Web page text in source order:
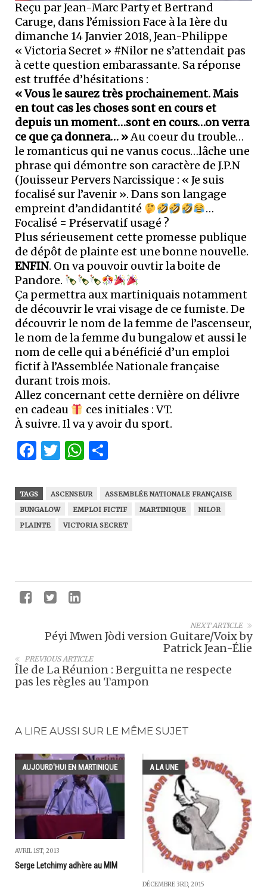
Reçu par Jean-Marc Party et Bertrand
Caruge, dans l’émission Face à la 1ère du
dimanche 14 Janvier 2018, Jean-Philippe
« Victoria Secret » #Nilor ne s’attendait pas
à cette question embarassante. Sa réponse
est truffée d’hésitations :
« Vous le saurez très prochainement. Mais
en tout cas les choses sont en cours et
depuis un moment…sont en cours…on verra
ce que ça donnera… »Au coeur du trouble…
le romanticus qui ne vanus cocus…lâche une
phrase qui démontre son caractère de J.P.N
(Jouisseur Pervers Narcissique : « Je suis
focalisé sur l’avenir ». Dans son langage
empreint d’andidantité
…
Focalisé = Préservatif usagé ?
Plus sérieusement cette promesse publique
de dépôt de plainte est une bonne nouvelle.
ENFIN. On va pouvoir ouvtir la boite de
Pandore.
Ça permettra aux martiniquais notamment
de découvrir le vrai visage de ce fumiste. De
découvrir le nom de la femme de l’ascenseur,
le nom de la femme du bungalow et aussi le
nom de celle qui a bénéficié d’un emploi
fictif à l’Assemblée Nationale française
durant trois mois.
Allez concernant cette dernière on délivre
en cadeau
ces initiales : VT.
À suivre. Il va y avoir du sport.
Facebook
Twitter
WhatsApp
TAGS ASCENSEUR
ASSEMBLÉE NATIONALE FRANÇAISE
BUNGALOW
EMPLOI FICTIF MARTINIQUE
NILOR
PLAINTE
VICTORIA SECRET
NEXT ARTICLE
Péyi Mwen Jòdi version Guitare/Voix by
Patrick Jean-Élie
PREVIOUS ARTICLE
Île de La Réunion : Berguitta ne respecte
pas les règles au Tampon
A LIRE AUSSI SUR LE MÊME SUJET
AUJOURD'HUI EN MARTINIQUE
AVRIL 1ST, 2013
Serge Letchimy adhère au MIM
A LA UNE
DÉCEMBRE 3RD, 2015